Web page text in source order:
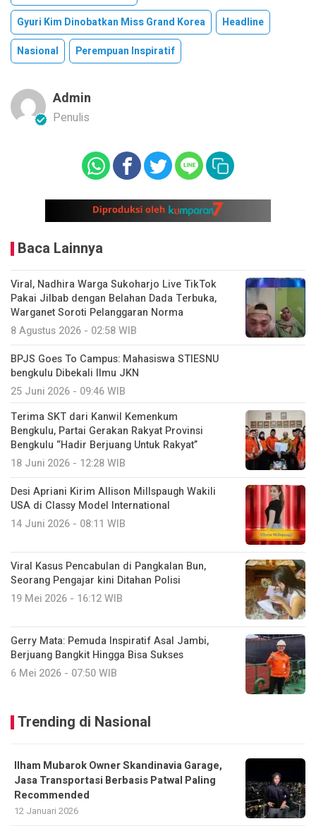
Gyuri Kim Dinobatkan Miss Grand Korea
Headline
Nasional
Perempuan Inspiratif
Admin
Penulis
Baca Lainnya
Viral, Nadhira Warga Sukoharjo Live TikTok
Pakai Jilbab dengan Belahan Dada Terbuka,
Warganet Soroti Pelanggaran Norma
8 Agustus 2026 - 02:58 WIB
BPJS Goes To Campus: Mahasiswa STIESNU
bengkulu Dibekali Ilmu JKN
25 Juni 2026 - 09:46 WIB
Terima SKT dari Kanwil Kemenkum
Bengkulu, Partai Gerakan Rakyat Provinsi
Bengkulu “Hadir Berjuang Untuk Rakyat”
18 Juni 2026 - 12:28 WIB
Desi Apriani Kirim Allison Millspaugh Wakili
USA di Classy Model International
14 Juni 2026 - 08:11 WIB
Viral Kasus Pencabulan di Pangkalan Bun,
Seorang Pengajar kini Ditahan Polisi
19 Mei 2026 - 16:12 WIB
Gerry Mata: Pemuda Inspiratif Asal Jambi,
Berjuang Bangkit Hingga Bisa Sukses
6 Mei 2026 - 07:50 WIB
Trending di Nasional
Ilham Mubarok Owner Skandinavia Garage,
Jasa Transportasi Berbasis Patwal Paling
Recommended
12 Januari 2026